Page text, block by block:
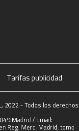
Tarifas publicidad
2022 - Todos los derechos
Madrid / Email:
Reg. Merc. Madrid, tomo